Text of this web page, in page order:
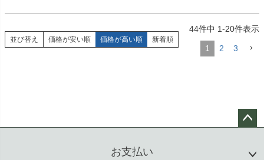
並び替え 価格が安い順 価格が高い順 新着順
44件中 1-20件表示
1 2 3
お支払い